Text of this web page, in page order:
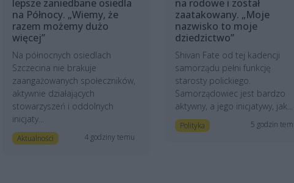
lepsze zaniedbane osiedla
na Północy. „Wiemy, że
razem możemy dużo
więcej”
Na północnych osiedlach
Szczecina nie brakuje
zaangażowanych społeczników,
aktywnie działających
stowarzyszeń i oddolnych
inicjaty...
Aktualności 4 godziny temu
na rodowe i został
zaatakowany. „Moje
nazwisko to moje
dziedzictwo”
Shivan Fate od tej kadencji
samorządu pełni funkcję
starosty polickiego.
Samorządowiec jest bardzo
aktywny, a jego inicjatywy, jak...
Polityka 5 godzin